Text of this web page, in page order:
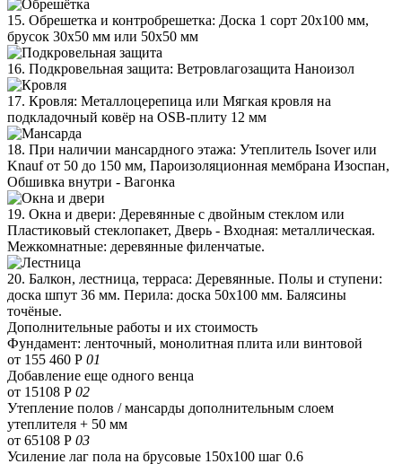
15. Обрешетка и контробрешетка: Доска 1 сорт 20х100 мм,
брусок 30х50 мм или 50х50 мм
16. Подкровельная защита: Ветровлагозащита Наноизол
17. Кровля: Металлоцерепица или Мягкая кровля на
подкладочный ковёр на OSB-плиту 12 мм
18. При наличии мансардного этажа: Утеплитель Isover или
Knauf от 50 до 150 мм, Пароизоляционная мембрана Изоспан,
Обшивка внутри - Вагонка
19. Окна и двери: Деревянные с двойным стеклом или
Пластиковый стеклопакет, Дверь - Входная: металлическая.
Межкомнатные: деревянные филенчатые.
20. Балкон, лестница, терраса: Деревянные. Полы и ступени:
доска шпут 36 мм. Перила: доска 50х100 мм. Балясины
точёные.
Дополнительные работы и их стоимость
Фундамент: ленточный, монолитная плита или винтовой
от 155 460 Р 01
Добавление еще одного венца
от 15108 Р 02
Утепление полов / мансарды дополнительным слоем
утеплителя + 50 мм
от 65108 Р 03
Усиление лаг пола на брусовые 150х100 шаг 0.6